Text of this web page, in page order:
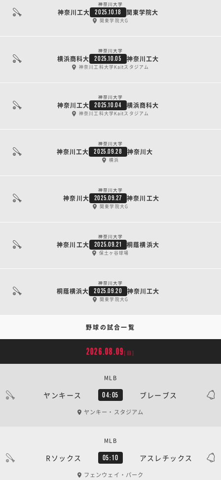
神奈川大学
神奈川工大 2025.10.18 関東学院大
関東学院大G
神奈川大学
横浜商科大 2025.10.05 神奈川工大
神奈川工科大学Kaitスタジアム
神奈川大学
神奈川工大 2025.10.04 横浜商科大
神奈川工科大学Kaitスタジアム
神奈川大学
神奈川工大 2025.09.28 神奈川大
横浜
神奈川大学
神奈川大 2025.09.27 神奈川工大
関東学院大G
神奈川大学
神奈川工大 2025.09.21 桐蔭横浜大
保土ヶ谷球場
神奈川大学
桐蔭横浜大 2025.09.20 神奈川工大
関東学院大G
野球の試合一覧
2026.08.09 [日]
ヤンキース 04:05 ブレーブス
MLB
ヤンキー・スタジアム
Rソックス 05:10 アスレチックス
MLB
フェンウェイ・パーク